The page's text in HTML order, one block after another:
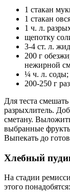
1 стакан
1 стакан
1 ч. л.
щепотку
3-4 ст. л.
200 г
нежирной
¼ ч. л. соды;
200-250 г
Для теста
разрыхлитель.
сметану.
выбранные
Выпекать до
Хлебный
На стадии
этого понадобятся: